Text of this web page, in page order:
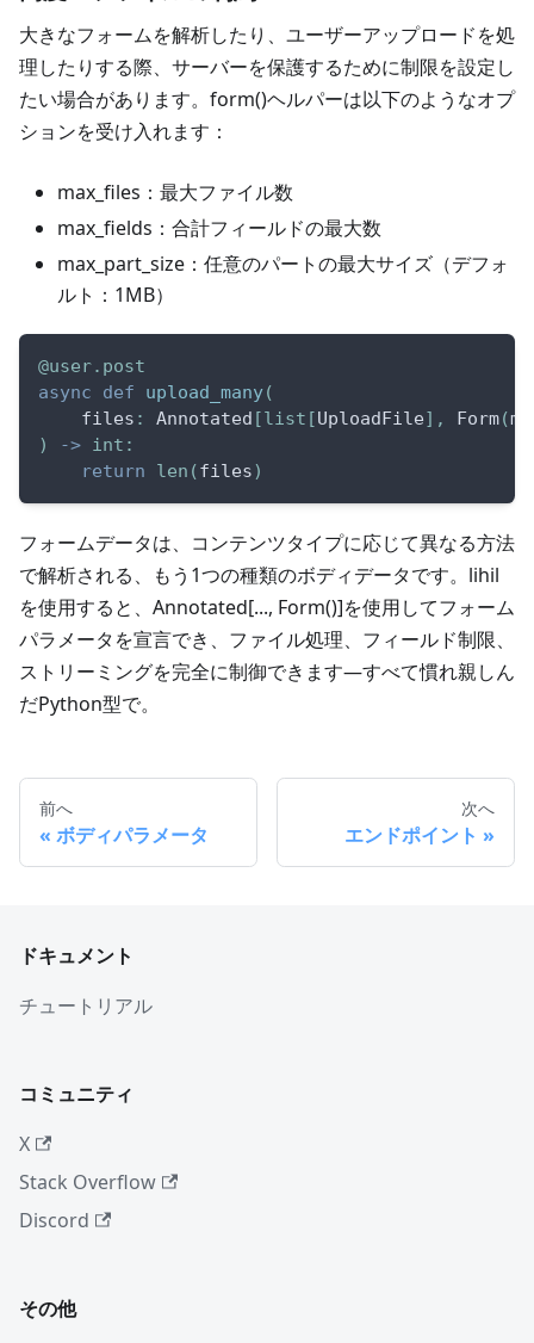
大きなフォームを解析したり、ユーザーアップロードを処
理したりする際、サーバーを保護するために制限を設定し
たい場合があります。form()ヘルパーは以下のようなオプ
ションを受け入れます：
max_files：最大ファイル数
max_fields：合計フィールドの最大数
max_part_size：任意のパートの最大サイズ（デフォ
ルト：1MB）
@user. post
async
def upload_many(
    files
: Annotated [list [UploadFile] , Form(
)
-> int :
return
len (files)
フォームデータは、コンテンツタイプに応じて異なる方法
で解析される、もう1つの種類のボディデータです。lihil
を使用すると、Annotated[..., Form()]を使用してフォーム
パラメータを宣言でき、ファイル処理、フィールド制限、
ストリーミングを完全に制御できます—すべて慣れ親しん
だPython型で。
前へ
ボディパラメータ
次へ
エンドポイント
ドキュメント
チュートリアル
コミュニティ
X
Stack Overflow
Discord
その他